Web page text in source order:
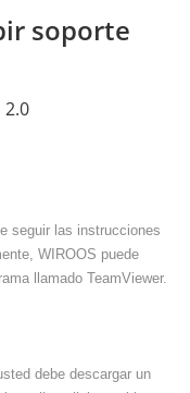
soporte
2.0
seguir las instrucciones
WIROOS puede
llamado TeamViewer.
debe descargar un